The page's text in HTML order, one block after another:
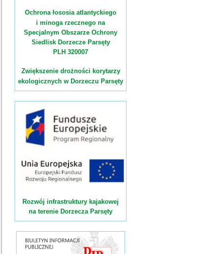
Ochrona łososia atlantyckiego
i minoga rzecznego na
Specjalnym Obszarze Ochrony
Siedlisk Dorzecze Parsęty
PLH 320007
Zwiększenie drożności korytarzy
ekologicznych w Dorzeczu Parsęty
Rozwój infrastruktury kajakowej
na terenie Dorzecza Parsęty